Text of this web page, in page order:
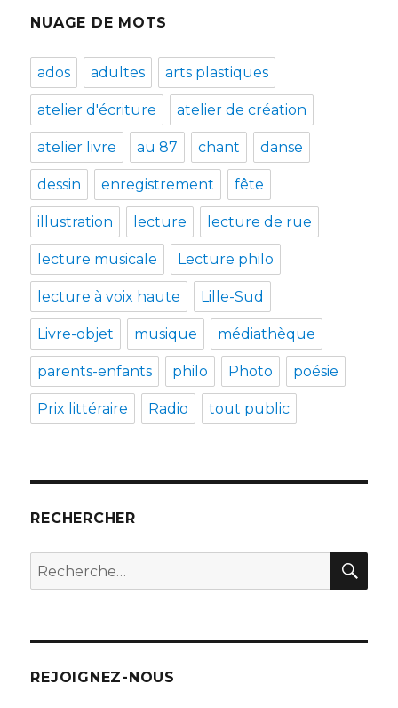
NUAGE DE MOTS
ados adultes arts plastiques
atelier d'écriture atelier de création
atelier livre au 87 chant danse
dessin enregistrement fête
illustration lecture lecture de rue
lecture musicale Lecture philo
lecture à voix haute Lille-Sud
Livre-objet musique médiathèque
parents-enfants philo Photo poésie
Prix littéraire Radio tout public
RECHERCHER
Recherche
pour
REJOIGNEZ-NOUS